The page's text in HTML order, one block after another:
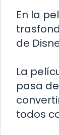
En la
de
La
pasa
todos